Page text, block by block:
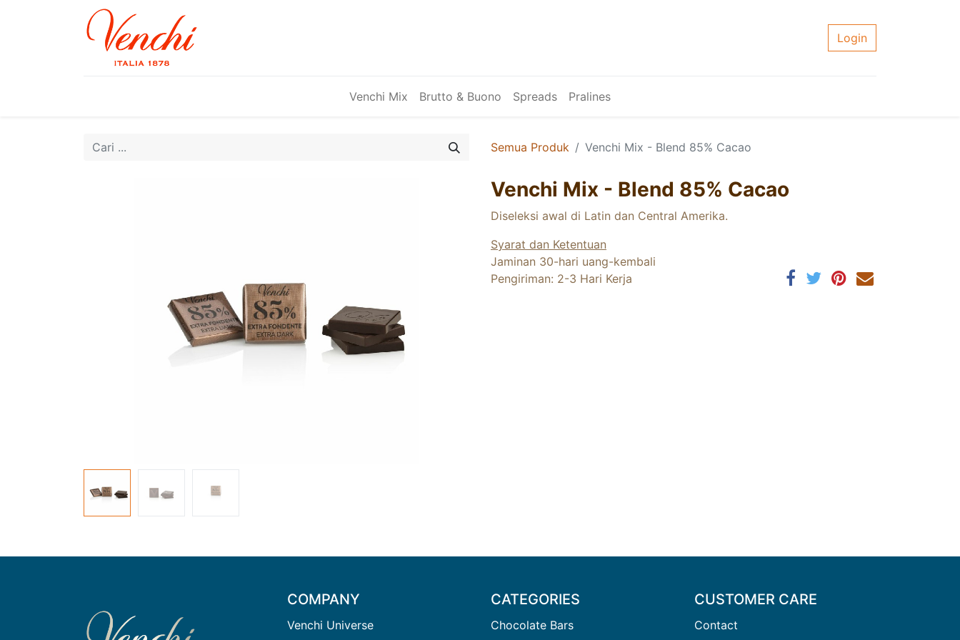
Login
Venchi Mix Brutto & Buono Spreads Pralines
Semua Produk Venchi Mix - Blend 85% Cacao
Venchi Mix - Blend 85% Cacao
Diseleksi awal di Latin dan Central Amerika.
Syarat dan Ketentuan
Jaminan 30-hari uang-kembali
Pengiriman: 2-3 Hari Kerja
COMPANY
Venchi Universe
CATEGORIES
Chocolate Bars
CUSTOMER CARE
Contact